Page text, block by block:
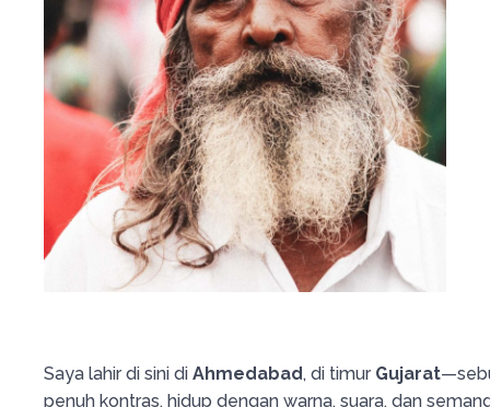
Saya lahir di sini di Ahmedabad, di timur Gujarat
penuh kontras, hidup dengan warna, suara, dan